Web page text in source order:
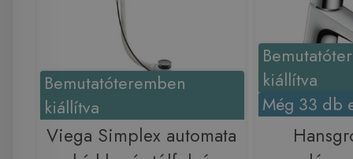
Bemutatóteremben
kiállítva
Viega Simplex automata
kiállítva
Még 33 db